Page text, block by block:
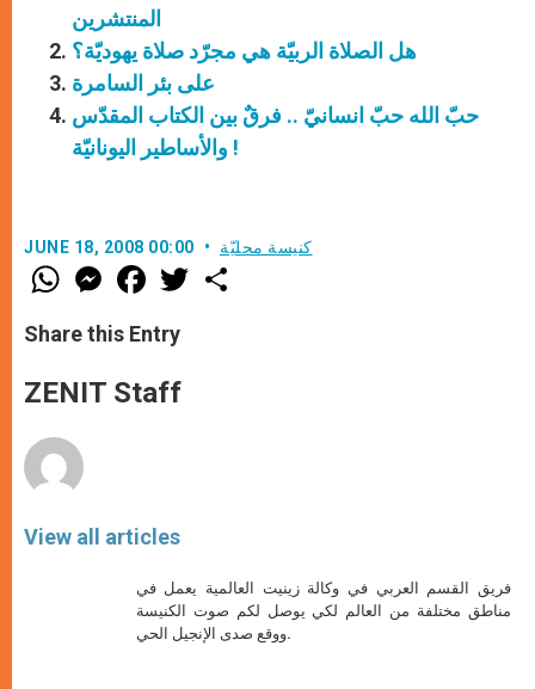
المنتشرين
هل الصلاة الربيّة هي مجرّد صلاة يهوديّة؟
على بئر السامرة
حبّ الله حبّ انسانيّ .. فرقٌ بين الكتاب المقدّس
والأساطير اليونانيّة !
JUNE 18, 2008 00:00 كنيسة محليّة
W
h
t
s
p
p
M
e
s
e
g
e
F
a
e
b
o
k
w
Share this Entry
ZENIT Staff
View all articles
فريق القسم العربي في وكالة زينيت العالمية يعمل في
مناطق مختلفة من العالم لكي يوصل لكم صوت الكنيسة
ووقع صدى الإنجيل الحي.